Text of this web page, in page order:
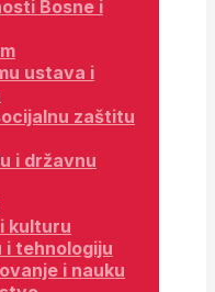
Bosne i
ustava i
zaštitu
i državnu
kulturu
i tehnologiju
i nauku